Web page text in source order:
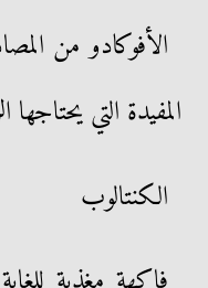
الأفوكادو من
المفيدة التي
الكنتالوب